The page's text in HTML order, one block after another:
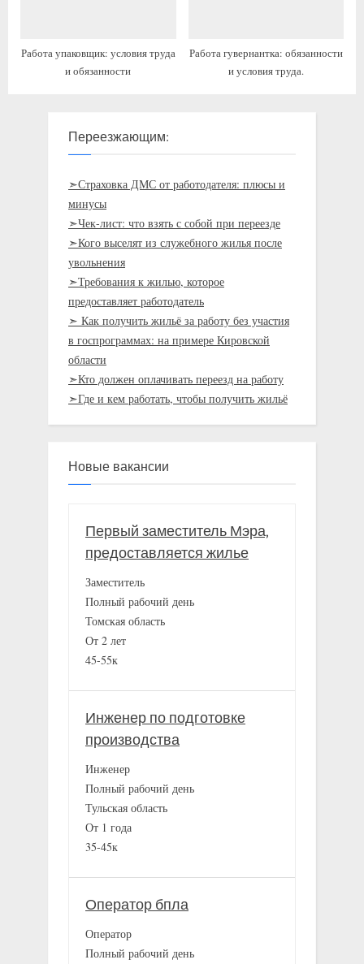
Работа упаковщик: условия труда
и обязанности
Работа гувернантка: обязанности
и условия труда.
Переезжающим:
➣Страховка ДМС от работодателя: плюсы и
минусы
➣Чек-лист: что взять с собой при переезде
➣Кого выселят из служебного жилья после
увольнения
➣Требования к жилью, которое
предоставляет работодатель
➣ Как получить жильё за работу без участия
в госпрограммах: на примере Кировской
области
➣Кто должен оплачивать переезд на работу
➣Где и кем работать, чтобы получить жильё
Новые вакансии
Первый заместитель Мэра,
предоставляется жилье
Заместитель
Полный рабочий день
Томская область
От 2 лет
45-55к
Инженер по подготовке
производства
Инженер
Полный рабочий день
Тульская область
От 1 года
35-45к
Оператор бпла
Оператор
Полный рабочий день